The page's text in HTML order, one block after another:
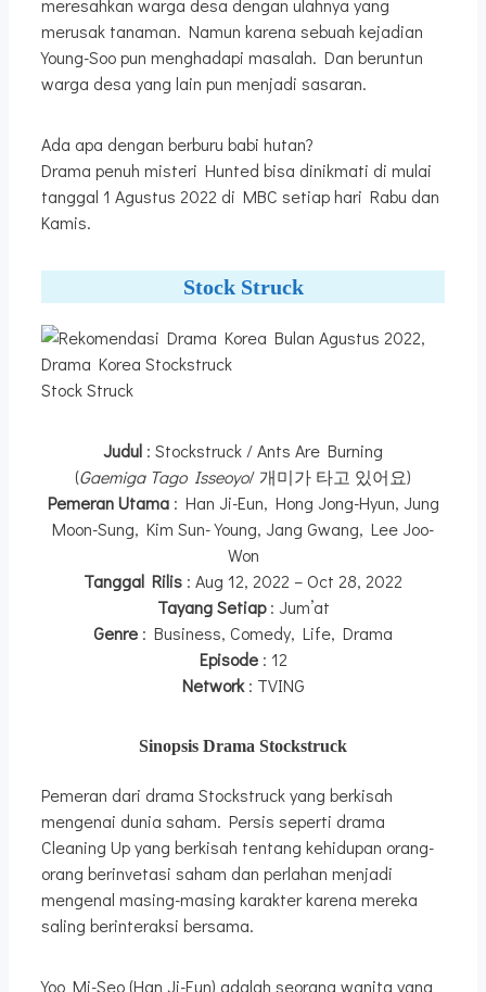
merusak tanaman. Namun karena sebuah kejadian
Young-Soo pun menghadapi masalah. Dan beruntun
warga desa yang lain pun menjadi sasaran.
Ada apa dengan berburu babi hutan?
Drama penuh misteri Hunted bisa dinikmati di mulai
tanggal 1 Agustus 2022 di MBC setiap hari Rabu dan
Kamis.
Stock Struck
Stock Struck
Judul : Stockstruck / Ants Are Burning
(Gaemiga Tago Isseoyo/ 개미가 타고 있어요)
Pemeran Utama: Han Ji-Eun, Hong Jong-Hyun, Jung
Moon-Sung, Kim Sun-Young, Jang Gwang, Lee Joo-
Won
Tanggal Rilis : Aug 12, 2022 – Oct 28, 2022
Tayang Setiap: Jum’at
Genre : Business, Comedy, Life, Drama
Episode : 12
Network: TVING
Sinopsis Drama Stockstruck
Pemeran dari drama Stockstruck yang berkisah
mengenai dunia saham. Persis seperti drama
Cleaning Up yang berkisah tentang kehidupan orang-
orang berinvetasi saham dan perlahan menjadi
mengenal masing-masing karakter karena mereka
saling berinteraksi bersama.
Yoo Mi-Seo (Han Ji-Eun) adalah seorang wanita yang